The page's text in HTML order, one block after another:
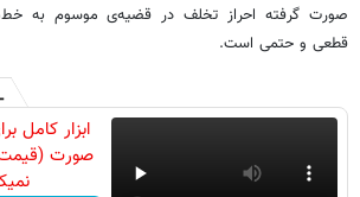
صورت گرفته احراز تخلف در قضیه‌ی موسوم به
قطعی و حتمی است.
ابزار کامل
صورت (قیمت